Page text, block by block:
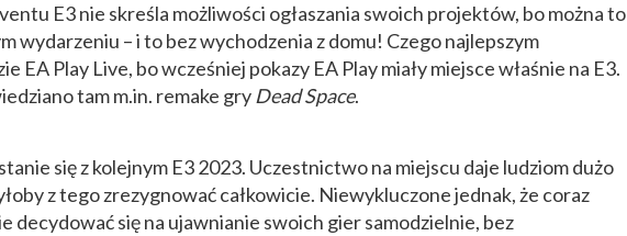
E3 nie skreśla możliwości ogłaszania swoich projektów, bo można to
wydarzeniu – i to bez wychodzenia z domu! Czego najlepszym
EA Play Live, bo wcześniej pokazy EA Play miały miejsce właśnie na E3.
tam m.in. remake gryDead Space.
się z kolejnym E3 2023. Uczestnictwo na miejscu daje ludziom dużo
z tego zrezygnować całkowicie. Niewykluczone jednak, że coraz
decydować się na ujawnianie swoich gier samodzielnie, bez